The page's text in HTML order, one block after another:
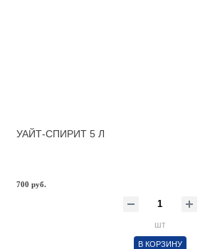
УАЙТ-СПИРИТ 5 Л
700 руб.
шт
В КОРЗИНУ